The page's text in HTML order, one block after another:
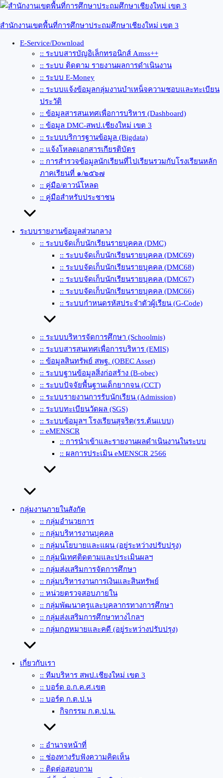
Skip
content
สำนักงานเขตพื้นที่การศึกษาประถมศึกษาเชียงใหม่ เขต 3
E-Service/Download
:: ระบบสารบัญอิเล็กทรอนิกส์ Amss++
:: ระบบ ติดตาม รายงานผลการดำเนินงาน
:: ระบบ E-Money
:: ระบบแจ้งข้อมูลกลุ่มงานบำเหน็จความชอบและทะเบียน
ประวัติ
:: ข้อมูลสารสนเทศเพื่อการบริหาร (Dashboard)
:: ข้อมูล DMC-สพป.เชียงใหม่ เขต 3
:: ระบบบริการฐานข้อมูล (Bigdata)
:: แจ้งโหลดเอกสารเกียรติบัตร
:: การสำรวจข้อมูลนักเรียนที่ไปเรียนรวมกับโรงเรียนหลัก
ภาคเรียนที่ ๑/๒๕๖๗
:: คู่มือ/ดาวน์โหลด
:: คู่มือสำหรับประชาชน
ระบบรายงานข้อมูลส่วนกลาง
:: ระบบจัดเก็บนักเรียนรายบุคคล (DMC)
:: ระบบจัดเก็บนักเรียนรายบุคคล (DMC69)
:: ระบบจัดเก็บนักเรียนรายบุคคล (DMC68)
:: ระบบจัดเก็บนักเรียนรายบุคคล (DMC67)
:: ระบบจัดเก็บนักเรียนรายบุคคล (DMC66)
:: ระบบกำหนดรหัสประจำตัวผู้เรียน (G-Code)
:: ระบบบริหารจัดการศึกษา (Schoolmis)
:: ระบบสารสนเทศเพื่อการบริหาร (EMIS)
:: ข้อมูลสินทรัพย์ สพฐ. (OBEC Asset)
:: ระบบฐานข้อมูลสิ่งก่อสร้าง (ฺB-obec)
:: ระบบปัจจัยพื้นฐานเด็กยากจน (CCT)
:: ระบบรายงานการรับนักเรียน (Admission)
:: ระบบทะเบียนวัดผล (SGS)
:: ระบบข้อมูลฯ โรงเรียนสุจริต(รร.ต้นแบบ)
:: eMENSCR
:: การนำเข้าและรายงานผลดำเนินงานในระบบ
:: ผลการประเมิน eMENSCR 2566
กลุ่มงานภายในสังกัด
:: กลุ่มอำนวยการ
:: กลุ่มบริหารงานบุคคล
:: กลุ่มนโยบายและแผน (อยู่ระหว่างปรับปรุง)
:: กลุ่มนิเทศติดตามและประเมินผลฯ
:: กลุ่มส่งเสริมการจัดการศึกษา
:: กลุ่มบริหารงานการเงินและสินทรัพย์
:: หน่วยตรวจสอบภายใน
:: กลุ่มพัฒนาครูและบุคลากรทางการศึกษา
:: กลุ่มส่งเสริมการศึกษาทางไกลฯ
:: กลุ่มกฏหมายและคดี (อยู่ระหว่างปรับปรุง)
เกี่ยวกับเรา
:: ทีมบริหาร สพป.เชียงใหม่ เขต 3
:: บอร์ด อ.ก.ค.ศ.เขต
:: บอร์ด ก.ต.ป.น
กิจกรรม ก.ต.ป.น.
:: อำนาจหน้าที่
:: ช่องทางรับฟังความคิดเห็น
:: ติดต่อสอบถาม